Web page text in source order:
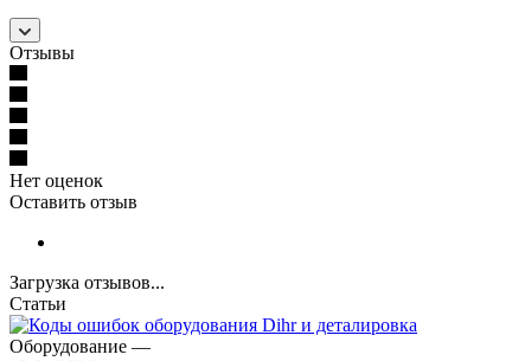
Отзывы
Нет оценок
Оставить отзыв
Загрузка отзывов...
Статьи
Оборудование —